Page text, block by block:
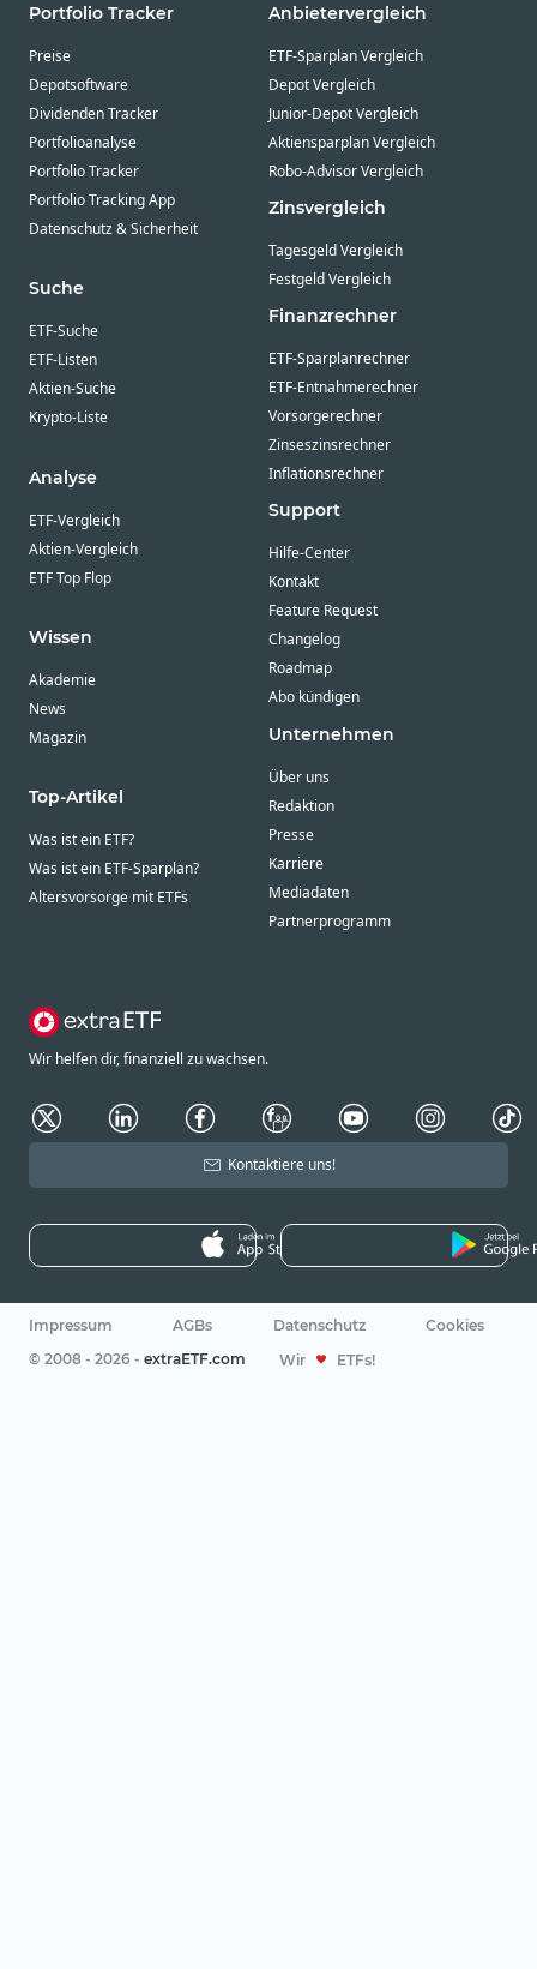
Portfolio Tracker
Preise
Depotsoftware
Dividenden Tracker
Portfolioanalyse
Portfolio Tracker
Portfolio Tracking App
Datenschutz & Sicherheit
Suche
ETF-Suche
ETF-Listen
Aktien-Suche
Krypto-Liste
Analyse
ETF-Vergleich
Aktien-Vergleich
ETF Top Flop
Wissen
Akademie
News
Magazin
Top-Artikel
Was ist ein ETF?
Was ist ein ETF-Sparplan?
Altersvorsorge mit ETFs
Anbietervergleich
ETF-Sparplan Vergleich
Depot Vergleich
Junior-Depot Vergleich
Aktiensparplan Vergleich
Robo-Advisor Vergleich
Zinsvergleich
Tagesgeld Vergleich
Festgeld Vergleich
Finanzrechner
ETF-Sparplanrechner
ETF-Entnahmerechner
Vorsorgerechner
Zinseszinsrechner
Inflationsrechner
Support
Hilfe-Center
Kontakt
Feature Request
Changelog
Roadmap
Abo kündigen
Unternehmen
Über uns
Redaktion
Presse
Karriere
Mediadaten
Partnerprogramm
Wir helfen dir, finanziell zu wachsen.
Kontaktiere uns!
Impressum AGBs Datenschutz
Cookies
© 2008 - 2026 - extraETF.com Wir ETFs!